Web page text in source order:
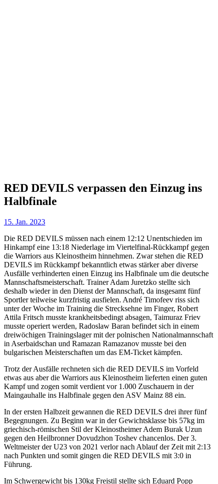
RED DEVILS verpassen den Einzug ins
Halbfinale
15. Jan. 2023
Die RED DEVILS müssen nach einem 12:12 Unentschieden im
Hinkampf eine 13:18 Niederlage im Viertelfinal-Rückkampf gegen
die Warriors aus Kleinostheim hinnehmen. Zwar stehen die RED
DEVILS im Rückkampf bekanntlich etwas stärker aber diverse
Ausfälle verhinderten einen Einzug ins Halbfinale um die deutsche
Mannschaftsmeisterschaft. Trainer Adam Juretzko stellte sich
deshalb wieder in den Dienst der Mannschaft, da insgesamt fünf
Sportler teilweise kurzfristig ausfielen. André Timofeev riss sich
unter der Woche im Training die Strecksehne im Finger, Robert
Attila Fritsch musste krankheitsbedingt absagen, Taimuraz Friev
musste operiert werden, Radoslaw Baran befindet sich in einem
dreiwöchigen Trainingslager mit der polnischen Nationalmannschaft
in Aserbaidschan und Ramazan Ramazanov musste bei den
bulgarischen Meisterschaften um das EM-Ticket kämpfen.
Trotz der Ausfälle rechneten sich die RED DEVILS im Vorfeld
etwas aus aber die Warriors aus Kleinostheim lieferten einen guten
Kampf und zogen somit verdient vor 1.000 Zuschauern in der
Maingauhalle ins Halbfinale gegen den ASV Mainz 88 ein.
In der ersten Halbzeit gewannen die RED DEVILS drei ihrer fünf
Begegnungen. Zu Beginn war in der Gewichtsklasse bis 57kg im
griechisch-römischen Stil der Kleinostheimer Adem Burak Uzun
gegen den Heilbronner Dovudzhon Toshev chancenlos. Der 3.
Weltmeister der U23 von 2021 verlor nach Ablauf der Zeit mit 2:13
nach Punkten und somit gingen die RED DEVILS mit 3:0 in
Führung.
Im Schwergewicht bis 130kg Freistil stellte sich Eduard Popp